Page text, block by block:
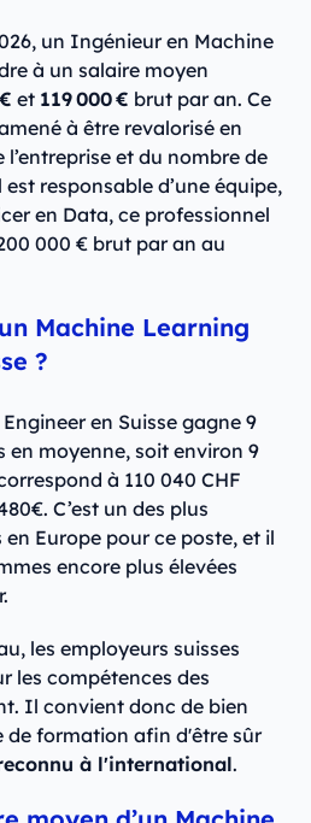
un Ingénieur en Machine
à un salaire moyen
et 119 000 € brut par an. Ce
à être revalorisé en
et du nombre de
responsable d’une équipe,
en Data, ce professionnel
000 € brut par an au
Machine Learning
?
en Suisse gagne 9
en moyenne, soit environ 9
à 110 040 CHF
C’est un des plus
Europe pour ce poste, et il
encore plus élevées
les employeurs suisses
les compétences des
Il convient donc de bien
de formation afin d'être sûr
à l'international.